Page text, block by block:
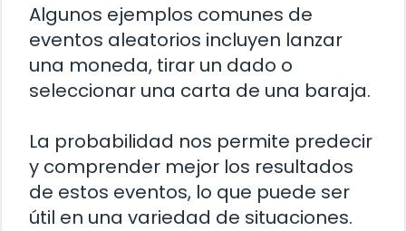
Algunos ejemplos comunes de
eventos aleatorios incluyen lanzar
una moneda, tirar un dado o
seleccionar una carta de una baraja.
La probabilidad nos permite predecir
y comprender mejor los resultados
de estos eventos, lo que puede ser
útil en una variedad de situaciones.